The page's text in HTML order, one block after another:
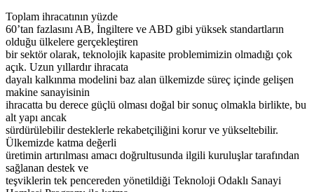
Toplam ihracatının yüzde
60’tan fazlasını AB, İngiltere ve ABD gibi yüksek standartların
olduğu ülkelere gerçekleştiren
bir sektör olarak, teknolojik kapasite problemimizin olmadığı çok
açık. Uzun yıllardır ihracata
dayalı kalkınma modelini baz alan ülkemizde süreç içinde gelişen
makine sanayisinin
ihracatta bu derece güçlü olması doğal bir sonuç olmakla birlikte, bu
alt yapı ancak
sürdürülebilir desteklerle rekabetçiliğini korur ve yükseltebilir.
Ülkemizde katma değerli
üretimin artırılması amacı doğrultusunda ilgili kuruluşlar tarafından
sağlanan destek ve
teşviklerin tek pencereden yönetildiği Teknoloji Odaklı Sanayi